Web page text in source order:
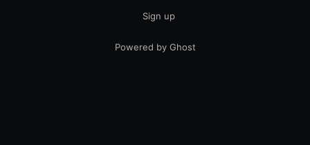
Sign up
Powered by Ghost